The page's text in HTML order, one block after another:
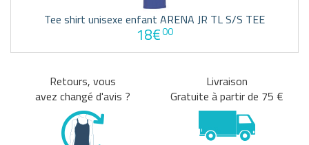
Tee shirt unisexe enfant ARENA JR TL S/S TEE
18€00
Retours, vous
avez changé d'avis ?
Livraison
Gratuite à partir de 75 €